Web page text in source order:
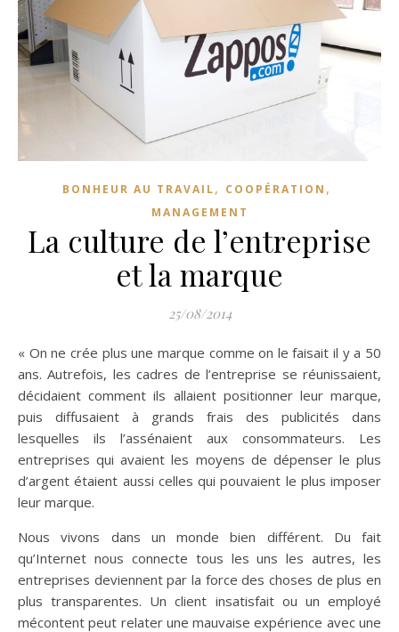
BONHEUR AU TRAVAIL, COOPÉRATION ,
MANAGEMENT
La culture de l’entreprise
et la marque
25/08/2014
« On ne crée plus une marque comme on le faisait il y a 50
ans. Autrefois, les cadres de l’entreprise se réunissaient,
décidaient comment ils allaient positionner leur marque,
puis diffusaient à grands frais des publicités dans
lesquelles ils l’assénaient aux consommateurs. Les
entreprises qui avaient les moyens de dépenser le plus
d’argent étaient aussi celles qui pouvaient le plus imposer
leur marque.
Nous vivons dans un monde bien différent. Du fait
qu’Internet nous connecte tous les uns les autres, les
entreprises deviennent par la force des choses de plus en
plus transparentes. Un client insatisfait ou un employé
mécontent peut relater une mauvaise expérience avec une